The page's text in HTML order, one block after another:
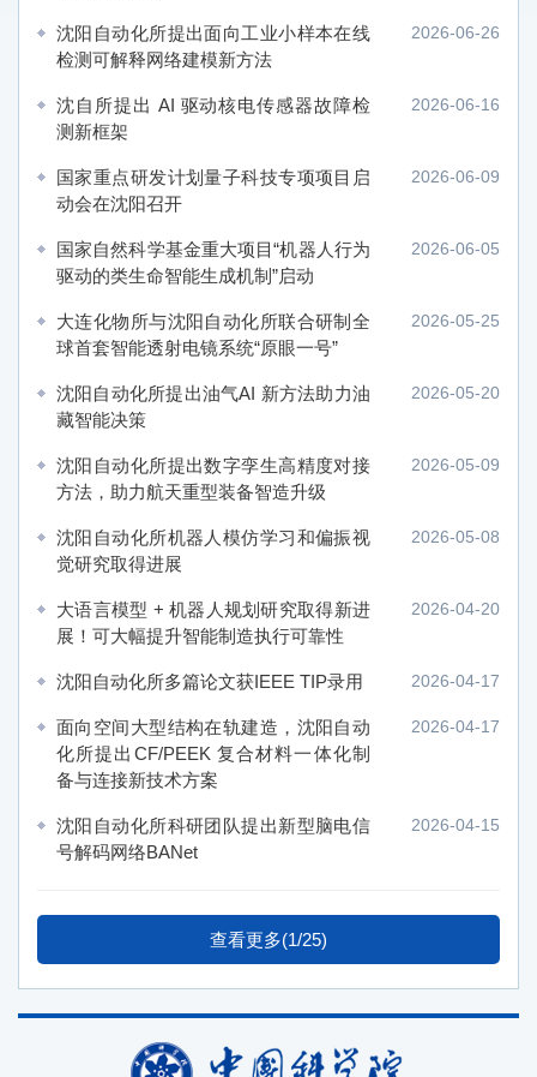
沈阳自动化所提出面向工业小样本在线
检测可解释网络建模新方法
2026-06-26
沈自所提出 AI 驱动核电传感器故障检
测新框架
2026-06-16
国家重点研发计划量子科技专项项目启
动会在沈阳召开
2026-06-09
国家自然科学基金重大项目“机器人行为
驱动的类生命智能生成机制”启动
2026-06-05
大连化物所与沈阳自动化所联合研制全
球首套智能透射电镜系统“原眼一号”
2026-05-25
沈阳自动化所提出油气AI 新方法助力油
藏智能决策
2026-05-20
沈阳自动化所提出数字孪生高精度对接
方法，助力航天重型装备智造升级
2026-05-09
沈阳自动化所机器人模仿学习和偏振视
觉研究取得进展
2026-05-08
大语言模型 + 机器人规划研究取得新进
展！可大幅提升智能制造执行可靠性
2026-04-20
沈阳自动化所多篇论文获IEEE TIP录用 2026-04-17
面向空间大型结构在轨建造，沈阳自动
化所提出CF/PEEK 复合材料一体化制
备与连接新技术方案
2026-04-17
沈阳自动化所科研团队提出新型脑电信
号解码网络BANet
2026-04-15
查看更多(1/25)